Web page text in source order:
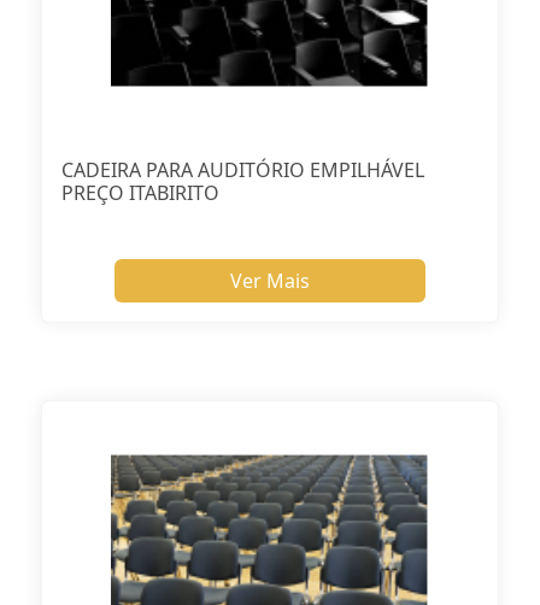
CADEIRA PARA AUDITÓRIO EMPILHÁVEL
PREÇO ITABIRITO
Ver Mais